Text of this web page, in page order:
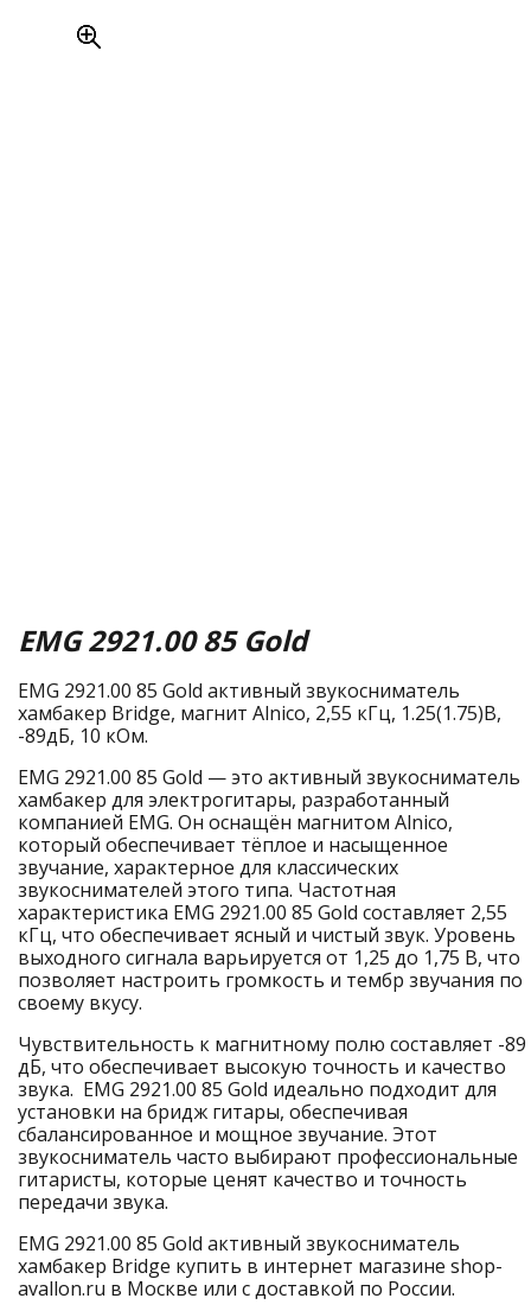
EMG 2921.00 85 Gold
EMG 2921.00 85 Gold активный звукосниматель
хамбакер Bridge, магнит Alnico, 2,55 кГц, 1.25(1.75)В,
-89дБ, 10 кОм.
EMG 2921.00 85 Gold — это активный звукосниматель
хамбакер для электрогитары, разработанный
компанией EMG. Он оснащён магнитом Alnico,
который обеспечивает тёплое и насыщенное
звучание, характерное для классических
звукоснимателей этого типа. Частотная
характеристика EMG 2921.00 85 Gold составляет 2,55
кГц, что обеспечивает ясный и чистый звук. Уровень
выходного сигнала варьируется от 1,25 до 1,75 В, что
позволяет настроить громкость и тембр звучания по
своему вкусу.
Чувствительность к магнитному полю составляет -89
дБ, что обеспечивает высокую точность и качество
звука. EMG 2921.00 85 Gold идеально подходит для
установки на бридж гитары, обеспечивая
сбалансированное и мощное звучание. Этот
звукосниматель часто выбирают профессиональные
гитаристы, которые ценят качество и точность
передачи звука.
EMG 2921.00 85 Gold активный звукосниматель
хамбакер Bridge купить в интернет магазине shop-
avallon.ru в Москве или с доставкой по России.